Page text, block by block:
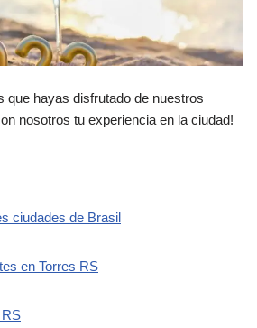
que hayas disfrutado de nuestros
nosotros tu experiencia en la ciudad!
ciudades de Brasil
en Torres RS